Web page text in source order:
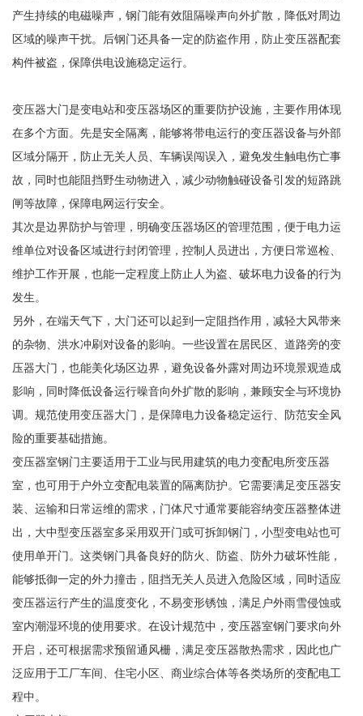
产生持续的电磁噪声，钢门能有效阻隔噪声向外扩散，降低对周边
区域的噪声干扰。后钢门还具备一定的防盗作用，防止变压器配套
构件被盗，保障供电设施稳定运行。
变压器大门是变电站和变压器场区的重要防护设施，主要作用体现
在多个方面。先是安全隔离，能够将带电运行的变压器设备与外部
区域分隔开，防止无关人员、车辆误闯误入，避免发生触电伤亡事
故，同时也能阻挡野生动物进入，减少动物触碰设备引发的短路跳
闸等故障，保障电网运行安全。
其次是边界防护与管理，明确变压器场区的管理范围，便于电力运
维单位对设备区域进行封闭管理，控制人员进出，方便日常巡检、
维护工作开展，也能一定程度上防止人为盗、破坏电力设备的行为
发生。
另外，在端天气下，大门还可以起到一定阻挡作用，减轻大风带来
的杂物、洪水冲刷对设备的影响。一些设置在居民区、道路旁的变
压器大门，也能美化场区边界，避免设备外露对周边环境景观造成
影响，同时降低设备运行噪音向外扩散的影响，兼顾安全与环境协
调。规范使用变压器大门，是保障电力设备稳定运行、防范安全风
险的重要基础措施。
变压器室钢门主要适用于工业与民用建筑的电力变配电所变压器
室，也可用于户外立变配电装置的隔离防护。它需要满足变压器安
装、运输和日常运维的需求，门体尺寸通常要能容纳变压器整体进
出，大中型变压器室多采用双开门或可拆卸钢门，小型变电站也可
使用单开门。这类钢门具备良好的防火、防盗、防外力破坏性能，
能够抵御一定的外力撞击，阻挡无关人员进入危险区域，同时适应
变压器运行产生的温度变化，不易变形锈蚀，满足户外雨雪侵蚀或
室内潮湿环境的使用要求。在设计规范中，变压器室钢门要求向外
开启，还可根据需求预留通风栅，满足变压器散热需求，因此也广
泛应用于工厂车间、住宅小区、商业综合体等各类场所的变配电工
程中。